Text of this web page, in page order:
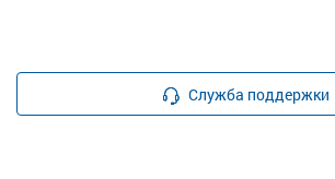
Служба поддержки